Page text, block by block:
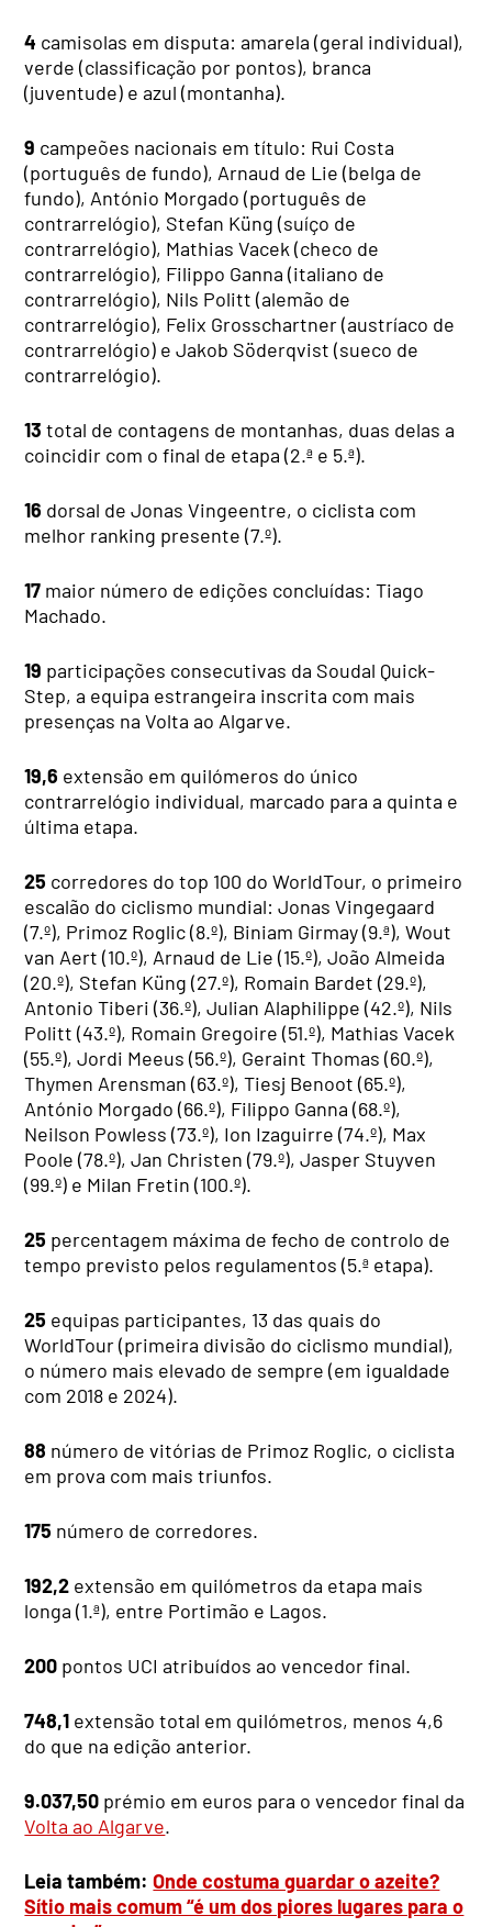
4 camisolas em disputa: amarela (geral individual),
verde (classificação por pontos), branca
(juventude) e azul (montanha).
9 campeões nacionais em título: Rui Costa
(português de fundo), Arnaud de Lie (belga de
fundo), António Morgado (português de
contrarrelógio), Stefan Küng (suíço de
contrarrelógio), Mathias Vacek (checo de
contrarrelógio), Filippo Ganna (italiano de
contrarrelógio), Nils Politt (alemão de
contrarrelógio), Felix Grosschartner (austríaco de
contrarrelógio) e Jakob Söderqvist (sueco de
contrarrelógio).
13 total de contagens de montanhas, duas delas a
coincidir com o final de etapa (2.ª e 5.ª).
16 dorsal de Jonas Vingeentre, o ciclista com
melhor ranking presente (7.º).
17 maior número de edições concluídas: Tiago
Machado.
19 participações consecutivas da Soudal Quick-
Step, a equipa estrangeira inscrita com mais
presenças na Volta ao Algarve.
19,6 extensão em quilómeros do único
contrarrelógio individual, marcado para a quinta e
última etapa.
25 corredores do top 100 do WorldTour, o primeiro
escalão do ciclismo mundial: Jonas Vingegaard
(7.º), Primoz Roglic (8.º), Biniam Girmay (9.ª), Wout
van Aert (10.º), Arnaud de Lie (15.º), João Almeida
(20.º), Stefan Küng (27.º), Romain Bardet (29.º),
Antonio Tiberi (36.º), Julian Alaphilippe (42.º), Nils
Politt (43.º), Romain Gregoire (51.º), Mathias Vacek
(55.º), Jordi Meeus (56.º), Geraint Thomas (60.º),
Thymen Arensman (63.º), Tiesj Benoot (65.º),
António Morgado (66.º), Filippo Ganna (68.º),
Neilson Powless (73.º), Ion Izaguirre (74.º), Max
Poole (78.º), Jan Christen (79.º), Jasper Stuyven
(99.º) e Milan Fretin (100.º).
25 percentagem máxima de fecho de controlo de
tempo previsto pelos regulamentos (5.ª etapa).
25 equipas participantes, 13 das quais do
WorldTour (primeira divisão do ciclismo mundial),
o número mais elevado de sempre (em igualdade
com 2018 e 2024).
88 número de vitórias de Primoz Roglic, o ciclista
em prova com mais triunfos.
175 número de corredores.
192,2 extensão em quilómetros da etapa mais
longa (1.ª), entre Portimão e Lagos.
200 pontos UCI atribuídos ao vencedor final.
748,1 extensão total em quilómetros, menos 4,6
do que na edição anterior.
9.037,50 prémio em euros para o vencedor final da
Volta ao Algarve.
Leia também:Onde costuma guardar o azeite?
Sítio mais comum “é um dos piores lugares para o